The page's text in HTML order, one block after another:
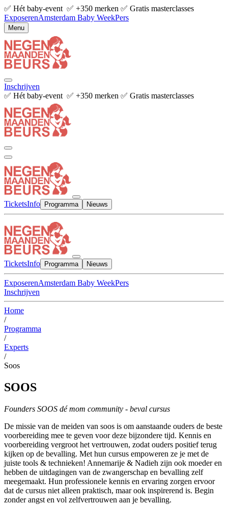
✅ Hét baby-event ✅ +350 merken ✅ Gratis masterclasses
ExposerenAmsterdam Baby WeekPers
Menu
Inschrijven
✅ Hét baby-event ✅ +350 merken ✅ Gratis masterclasses
TicketsInfo Programma Nieuws
TicketsInfo Programma Nieuws
ExposerenAmsterdam Baby WeekPers
Inschrijven
Home
/
Programma
/
Experts
/
Soos
SOOS
Founders SOOS dé mom community - beval cursus
De missie van de meiden van soos is om aanstaande ouders de beste
voorbereiding mee te geven voor deze bijzondere tijd. Kennis en
voorbereiding vergroot het vertrouwen, zodat ouders positief terug
kijken op de bevalling. Met hun cursus empoweren ze je met de
juiste tools & technieken! Annemarije & Nadieh zijn ook moeder en
hebben de uitdagingen van de zwangerschap en bevalling zelf
meegemaakt. Hun professionele kennis en ervaring zorgen ervoor
dat de cursus niet alleen praktisch, maar ook inspirerend is. Begin
zonder angst en vol zelfvertrouwen aan je bevalling.